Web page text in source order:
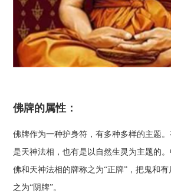
佛牌的属性：
佛牌作为一种护身符，有多种多样的主题
是天神法相，也有是以自然生灵为主题的
佛和天神法相的牌称之为“正牌”，把鬼和
之为“阴牌”。